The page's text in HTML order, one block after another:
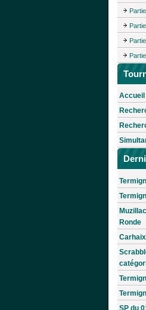
Accueil
Ronde
SP du